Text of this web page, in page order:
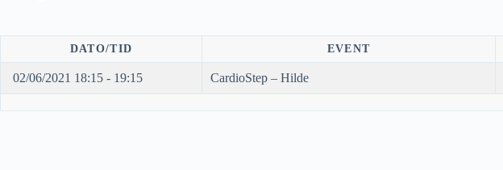
DATO/TID EVENT
02/06/2021 18:15 - 19:15 CardioStep – Hilde